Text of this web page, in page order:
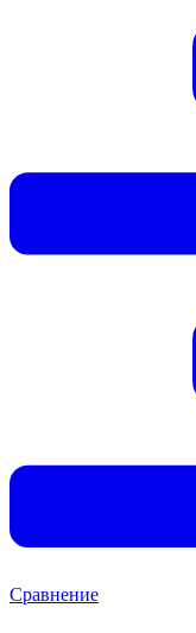
Сравнение